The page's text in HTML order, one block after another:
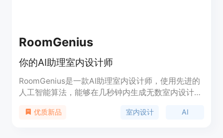
RoomGenius
你的AI助理室内设计师
RoomGenius是一款AI助理室内设计师，使用先进的
人工智能算法，能够在几秒钟内生成无数室内设计方
性化的设计建议和改进方案。RoomGenius可以帮助
优质新品 室内设计 AI